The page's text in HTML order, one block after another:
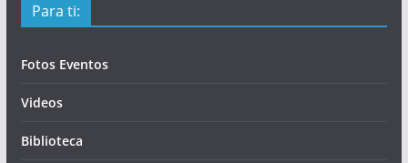
Para ti:
Fotos Eventos
Videos
Biblioteca